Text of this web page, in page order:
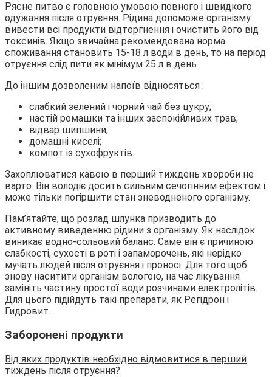
Рясне питво є головною умовою повного і швидкого
одужання після отруєння. Рідина допоможе організму
вивести всі продукти відторгнення і очистить його від
токсинів. Якщо звичайна рекомендована норма
споживання становить 15-18 л води в день, то на період
отруєння слід пити як мінімум 25 л в день.
До іншим дозволеним напоїв відносяться :
слабкий зелений і чорний чай без цукру;
настій ромашки та інших заспокійливих трав;
відвар шипшини;
домашні киселі;
компот із сухофруктів.
Захоплюватися кавою в перший тиждень хвороби не
варто. Він володіє досить сильним сечогінним ефектом і
може тільки погіршити стан зневодненого організму.
Пам’ятайте, що розлад шлунка призводить до
активному виведенню рідини з організму. Як наслідок
виникає водно-сольовий баланс. Саме він є причиною
слабкості, сухості в роті і запаморочень, які нерідко
мучать людей після отруєння і проносі. Для того щоб
знову наситити організм вологою, на час лікування
замініть частину простої води розчинами електролітів.
Для цього підійдуть такі препарати, як Регідрон і
Гидровит.
Заборонені продукти
Від яких продуктів необхідно відмовитися в перший
тиждень після отруєння?